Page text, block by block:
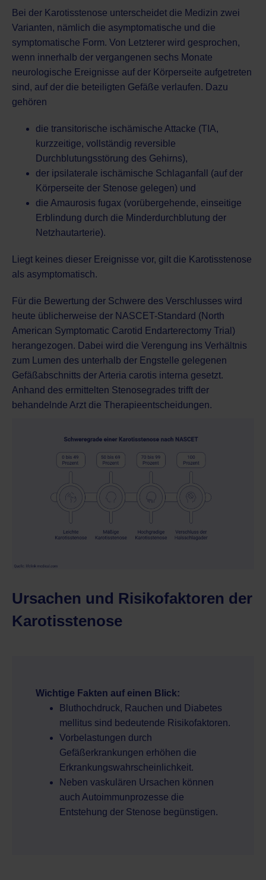
Bei der Karotisstenose unterscheidet die Medizin zwei
Varianten, nämlich die asymptomatische und die
symptomatische Form. Von Letzterer wird gesprochen,
wenn innerhalb der vergangenen sechs Monate
neurologische Ereignisse auf der Körperseite aufgetreten
sind, auf der die beteiligten Gefäße verlaufen. Dazu
gehören
die transitorische ischämische Attacke (TIA,
kurzzeitige, vollständig reversible
Durchblutungsstörung des Gehirns),
der ipsilaterale ischämische Schlaganfall (auf der
Körperseite der Stenose gelegen) und
die Amaurosis fugax (vorübergehende, einseitige
Erblindung durch die Minderdurchblutung der
Netzhautarterie).
Liegt keines dieser Ereignisse vor, gilt die Karotisstenose
als asymptomatisch.
Für die Bewertung der Schwere des Verschlusses wird
heute üblicherweise der NASCET-Standard (North
American Symptomatic Carotid Endarterectomy Trial)
herangezogen. Dabei wird die Verengung ins Verhältnis
zum Lumen des unterhalb der Engstelle gelegenen
Gefäßabschnitts der Arteria carotis interna gesetzt.
Anhand des ermittelten Stenosegrades trifft der
behandelnde Arzt die Therapieentscheidungen.
Ursachen und Risikofaktoren der
Karotisstenose
Wichtige Fakten auf einen Blick:
Bluthochdruck, Rauchen und Diabetes
mellitus sind bedeutende Risikofaktoren.
Vorbelastungen durch
Gefäßerkrankungen erhöhen die
Erkrankungswahrscheinlichkeit.
Neben vaskulären Ursachen können
auch Autoimmunprozesse die
Entstehung der Stenose begünstigen.